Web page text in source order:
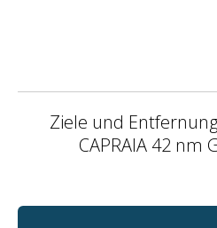
Ziele und
CAPRAIA 42 nm